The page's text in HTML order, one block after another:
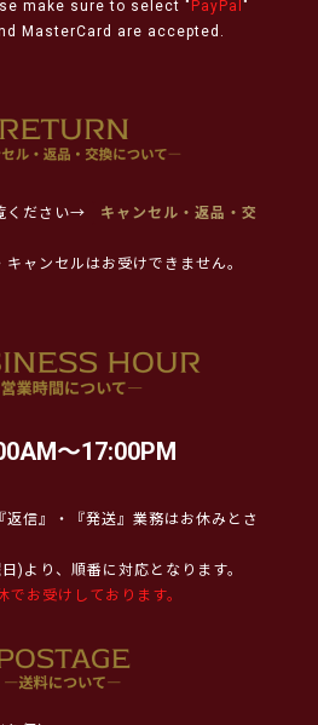
make sure to select " PayPal "
MasterCard are accepted.
ください→
キャンセル・返品・交
ャンセルはお受けできません。
～17:00PM
信』・『発送』業務はお休みとさ
)より、順番に対応となります。
お受けしております。